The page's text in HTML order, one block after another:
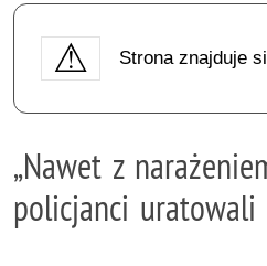
Strona znajduje
„Nawet z
policjanci uratowali